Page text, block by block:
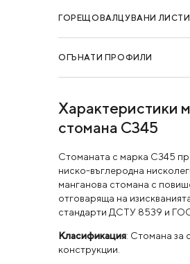
ГОРЕЩОВАЛЦУВАНИ ЛИСТИ
ОГЪНАТИ ПРОФИЛИ
Характеристики
стомана С345
Стоманата с марка С345
ниско-въглеродна
манганова стомана с
отговаряща на
стандарти ДСТУ 8539 и
Класификация: Стомана за
конструкции.